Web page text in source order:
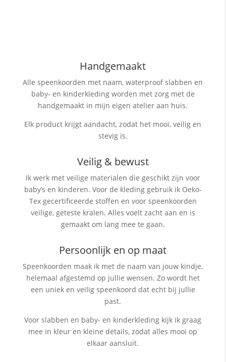
Handgemaakt
Alle speenkoorden met naam, waterproof slabbenen
baby- en kinderkleding worden met zorg met de
handgemaakt in mijn eigen atelier aan huis.
Elk product krijgt aandacht, zodat het mooi, veilig en
stevig is.
Veilig & bewust
Ik werk met veilige materialen die geschikt zijn voor
baby’s en kinderen. Voor de kleding gebruik ik Oeko-
Tex gecertificeerde stoffen en voor speenkoorden
veilige, geteste kralen. Alles voelt zacht aan en is
gemaakt om lang mee te gaan.
Persoonlijk en op maat
Speenkoorden maak ik met de naam van jouw kindje,
helemaal afgestemd op jullie wensen. Zo wordt het
een uniek en veilig speenkoord dat echt bij jullie
past.
Voor slabben en baby- en kinderkleding kijk ik graag
mee in kleur en kleine details, zodat alles mooi op
elkaar aansluit.